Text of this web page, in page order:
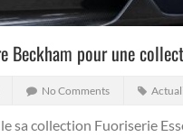
Beckham pour une
No Comments
sa collection Fuoriserie